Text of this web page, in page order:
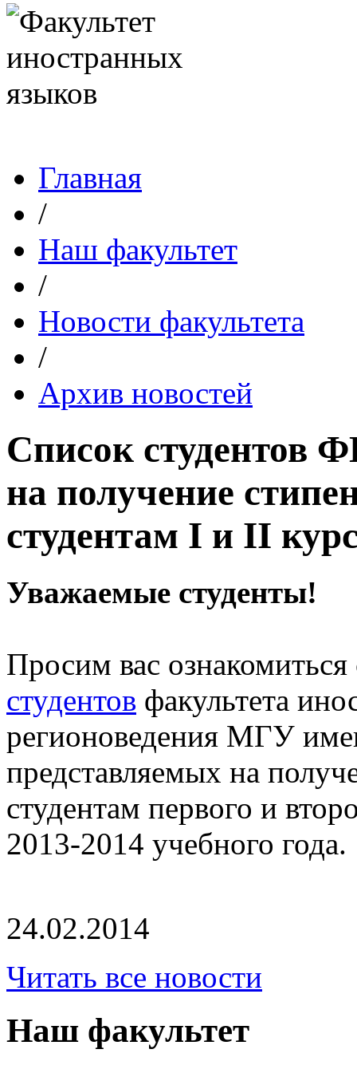
Главная
/
Наш факультет
/
Новости факультета
/
Архив новостей
Список студентов
на получение
студентам I и II
Уважаемые студенты!
Просим вас
студентов факультета
регионоведения МГУ
представляемых на
студентам первого и
2013-2014 учебного года.
24.02.2014
Читать все новости
Наш факультет